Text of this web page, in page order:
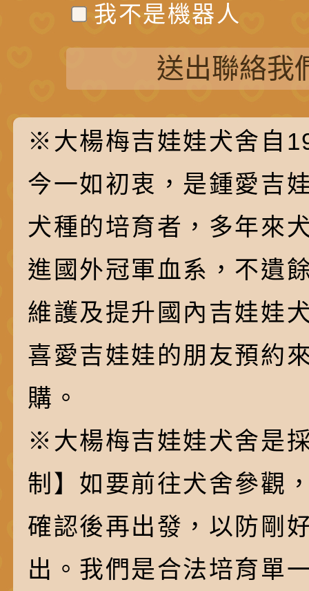
我不是機器人
送出聯絡我
※大楊梅吉娃娃犬舍自
今一如初衷，是鍾愛吉
犬種的培育者，多年來
進國外冠軍血系，不遺
維護及提升國內吉娃娃
喜愛吉娃娃的朋友預約
購。
※大楊梅吉娃娃犬舍是
制】如要前往犬舍參觀
確認後再出發，以防剛
出。我們是合法培育單